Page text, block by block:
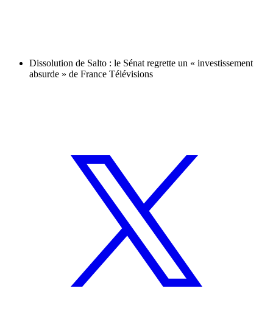
Dissolution de Salto : le Sénat regrette un « investissement
absurde » de France Télévisions